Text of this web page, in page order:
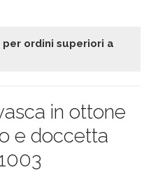
ordini superiori a
in ottone
e doccetta